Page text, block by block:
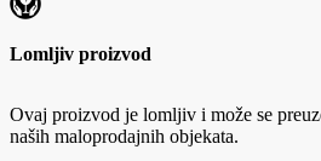
Lomljiv proizvod
Ovaj proizvod je lomljiv i može se
naših maloprodajnih objekata.